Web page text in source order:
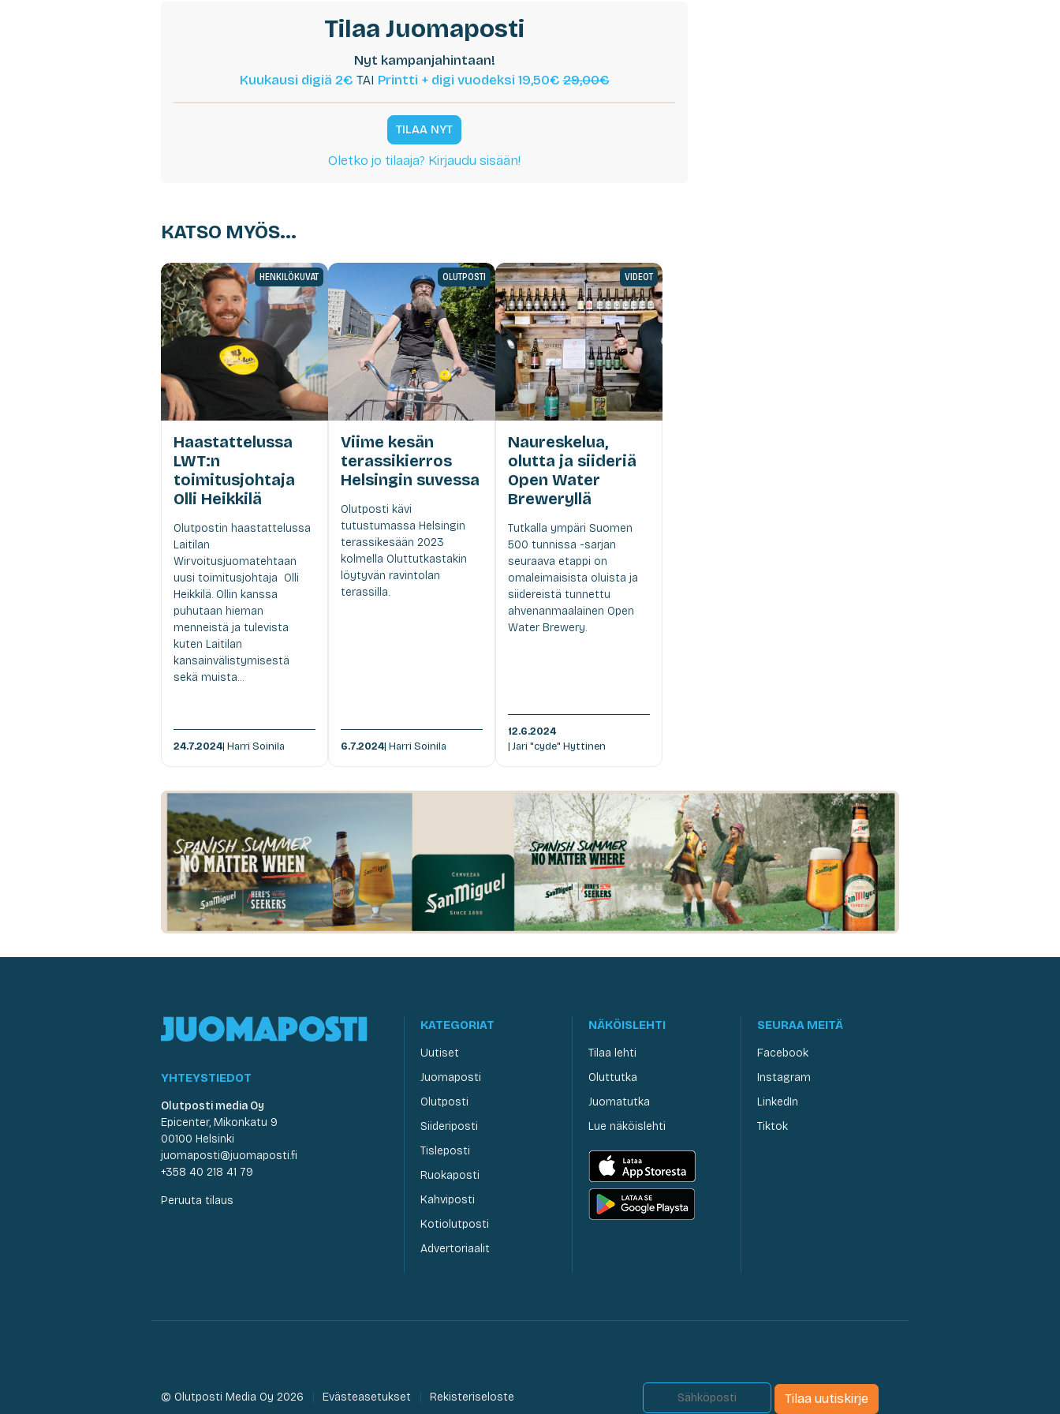
Tilaa Juomaposti
Nyt kampanjahintaan!
Kuukausi digiä 2€ TAI Printti + digi vuodeksi 19,50€29,00€
TILAA NYT
Oletko jo tilaaja? Kirjaudu sisään!
KATSO MYÖS...
HENKILÖKUVAT
Haastattelussa
LWT:n
toimitusjohtaja
Olli Heikkilä
Olutpostin haastattelussa
Laitilan
Wirvoitusjuomatehtaan
uusi toimitusjohtaja Olli
Heikkilä. Ollin kanssa
puhutaan hieman
menneistä ja tulevista
kuten Laitilan
kansainvälistymisestä
sekä muista...
24.7.2024| Harri Soinila
OLUTPOSTI
Viime kesän
terassikierros
Helsingin suvessa
Olutposti kävi
tutustumassa Helsingin
terassikesään 2023
kolmella Oluttutkastakin
löytyvän ravintolan
terassilla.
6.7.2024| Harri Soinila
VIDEOT
Naureskelua,
olutta ja siideriä
Open Water
Breweryllä
Tutkalla ympäri Suomen
500 tunnissa -sarjan
seuraava etappi on
omaleimaisista oluista ja
siidereistä tunnettu
ahvenanmaalainen Open
Water Brewery.
12.6.2024
| Jari "cyde" Hyttinen
YHTEYSTIEDOT
Olutposti media Oy
Epicenter, Mikonkatu 9
00100 Helsinki
juomaposti@juomaposti.fi
+358 40 218 41 79
Peruuta tilaus
KATEGORIAT
Uutiset
Juomaposti
Olutposti
Siideriposti
Tisleposti
Ruokaposti
Kahviposti
Kotiolutposti
Advertoriaalit
NÄKÖISLEHTI
Tilaa lehti
Oluttutka
Juomatutka
Lue näköislehti
SEURAA MEITÄ
Facebook
Instagram
LinkedIn
Tiktok
© Olutposti Media Oy 2026 Evästeasetukset Rekisteriseloste Tilaa uutiskirje